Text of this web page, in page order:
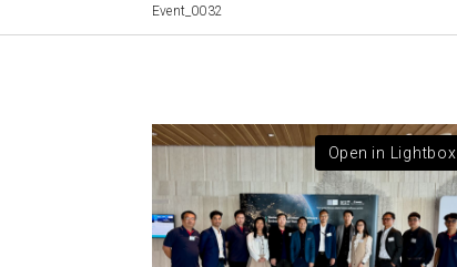
Event_0032
Open in Lightbox